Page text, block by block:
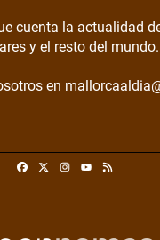
cuenta la actualidad
y el resto del mundo.
en
FacebookInstagram